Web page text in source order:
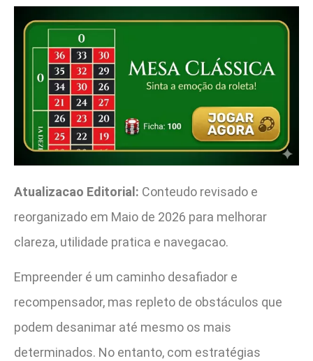
Atualizacao Editorial: Conteudo revisado e
reorganizado em Maio de 2026 para melhorar
clareza, utilidade pratica e navegacao.
Empreender é um caminho desafiador e
recompensador, mas repleto de obstáculos que
podem desanimar até mesmo os mais
determinados. No entanto, com estratégias